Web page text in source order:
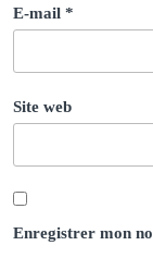
E-mail *
Site web
Enregistrer mon